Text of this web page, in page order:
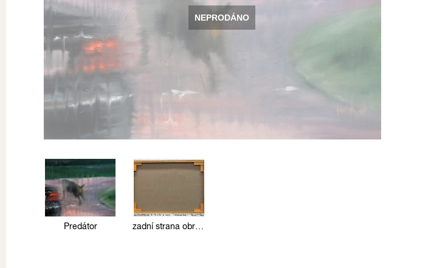
NEPRODÁNO
Predátor zadní strana obrazu